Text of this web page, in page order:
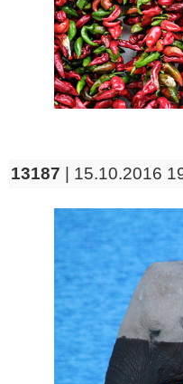
13187 | 15.10.2016